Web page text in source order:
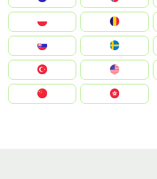
United States
中國香港特別行政區